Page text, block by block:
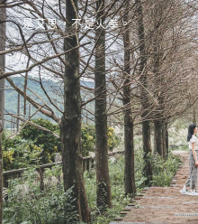
是艾思，不是火拳。